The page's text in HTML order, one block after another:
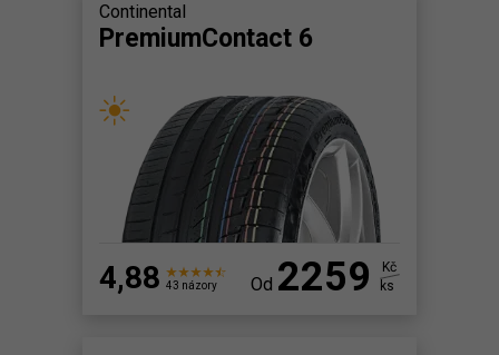
Continental
PremiumContact 6
4,88 43 názory Od 2259
Kč
ks